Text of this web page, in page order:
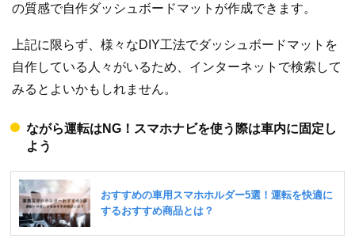
の質感で自作ダッシュボードマットが作成できます。
上記に限らず、様々なDIY工法でダッシュボードマットを
自作している人々がいるため、インターネットで検索して
みるとよいかもしれません。
ながら運転はNG！スマホナビを使う際は車内に固定し
よう